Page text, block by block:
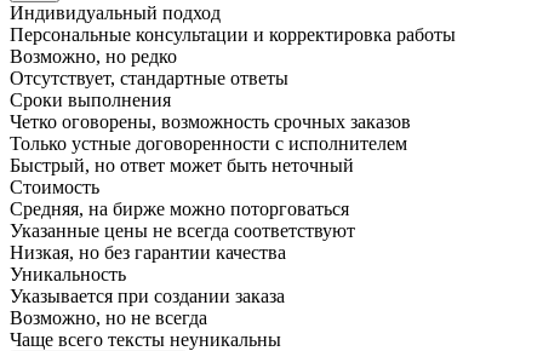
Индивидуальный подход
Персональные консультации и корректировка работы
Возможно, но редко
Отсутствует, стандартные ответы
Сроки выполнения
Четко оговорены, возможность срочных заказов
Только устные договоренности с исполнителем
Быстрый, но ответ может быть неточный
Стоимость
Средняя, на бирже можно поторговаться
Указанные цены не всегда соответствуют
Низкая, но без гарантии качества
Уникальность
Указывается при создании заказа
Возможно, но не всегда
Чаще всего тексты неуникальны